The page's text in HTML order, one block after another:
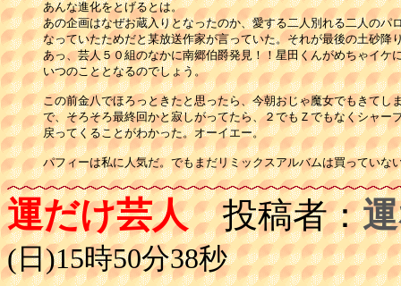
あんな進化をとげるとは。
あの企画はなぜお蔵入りとなったのか、愛する二人別れる二人のパ
なっていたためだと某放送作家が言っていた。それが最後の土砂降
あっ、芸人５０組のなかに南郷伯爵発見！！星田くんがめちゃイケ
いつのこととなるのでしょう。
この前金八でほろっときたと思ったら、今朝おじゃ魔女でもきてし
で、そろそろ最終回かと寂しがってたら、２でもＺでもなくシャー
戻ってくることがわかった。オーイエー。
パフィーは私に人気だ。でもまだリミックスアルバムは買っていな
運だけ芸人投稿者：
(日)15時50分38秒